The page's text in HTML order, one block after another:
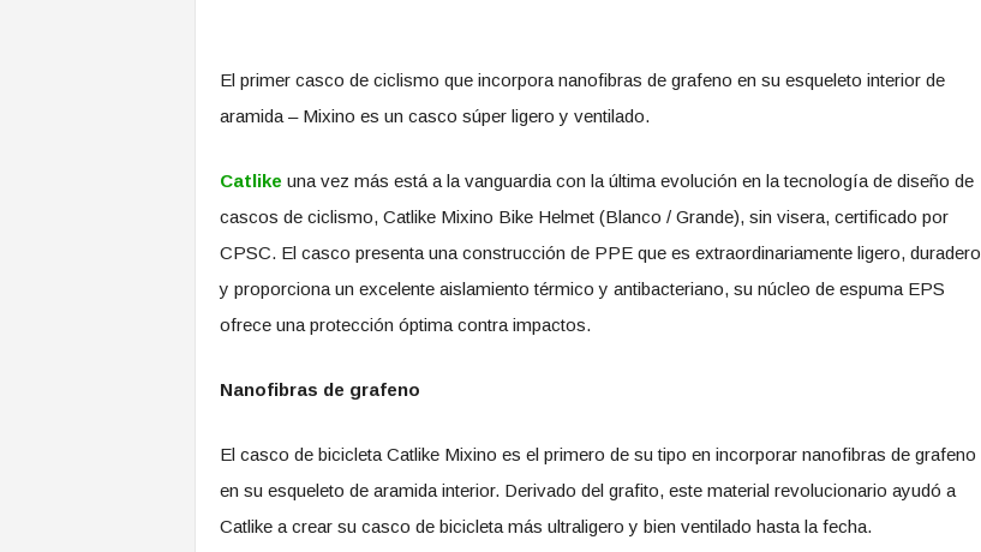
El primer casco de ciclismo que incorpora nanofibras de grafeno en su esqueleto interior de
aramida – Mixino es un casco súper ligero y ventilado.
Catlike una vez más está a la vanguardia con la última evolución en la tecnología de diseño de
cascos de ciclismo, Catlike Mixino Bike Helmet (Blanco / Grande), sin visera, certificado por
CPSC. El casco presenta una construcción de PPE que es extraordinariamente ligero, duradero
y proporciona un excelente aislamiento térmico y antibacteriano, su núcleo de espuma EPS
ofrece una protección óptima contra impactos.
Nanofibras de grafeno
El casco de bicicleta Catlike Mixino es el primero de su tipo en incorporar nanofibras de grafeno
en su esqueleto de aramida interior. Derivado del grafito, este material revolucionario ayudó a
Catlike a crear su casco de bicicleta más ultraligero y bien ventilado hasta la fecha.